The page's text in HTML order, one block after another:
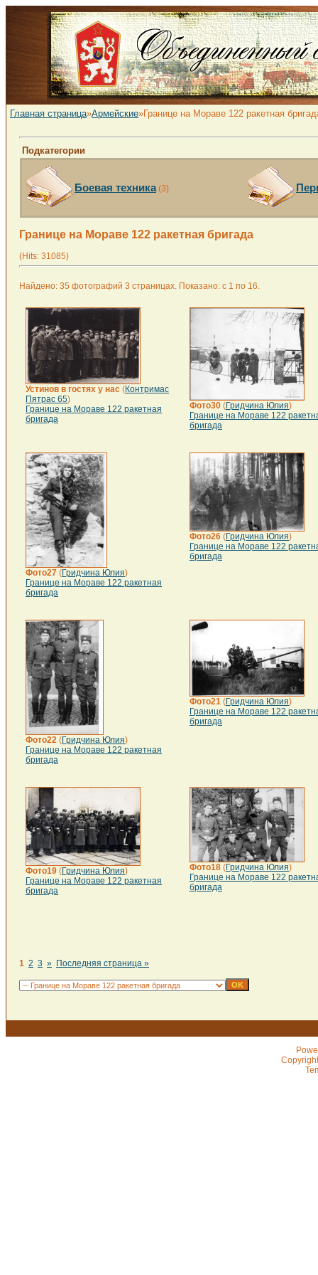
Главная страница»Армейские»Границе на Мораве 122 ракетная
Подкатегории
Боевая техника(3)
Границе на Мораве 122 ракетная бригада
(Hits: 31085)
Найдено: 35 фотографий 3 страницах. Показано: с 1 по 16.
Устинов в гостях у нас (Контримас
Пятрас 65)
Границе на Мораве 122 ракетная
бригада
Фото30 (Гридчина Юлия)
Границе на Мораве 122
бригада
Фото27 (Гридчина Юлия)
Границе на Мораве 122 ракетная
бригада
Фото26 (Гридчина Юлия)
Границе на Мораве 122
бригада
Фото22 (Гридчина Юлия)
Границе на Мораве 122 ракетная
бригада
Фото21 (Гридчина Юлия)
Границе на Мораве 122
бригада
Фото19 (Гридчина Юлия)
Границе на Мораве 122 ракетная
бригада
Фото18 (Гридчина Юлия)
Границе на Мораве 122
бригада
1 2 3 » Последняя страница »